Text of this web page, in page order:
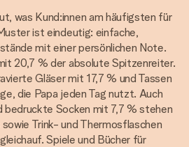
was Kund:innen am häufigsten für
ist eindeutig: einfache,
mit einer persönlichen Note.
20,7 % der absolute Spitzenreiter.
Gläser mit 17,7 % und Tassen
die Papa jeden Tag nutzt. Auch
Socken mit 7,7 % stehen
Trink- und Thermosflaschen
Spiele und Bücher für